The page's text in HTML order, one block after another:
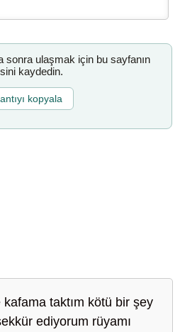
sonra ulaşmak için bu sayfanın
kaydedin.
kopyala
taktım kötü bir şey
ediyorum rüyamı